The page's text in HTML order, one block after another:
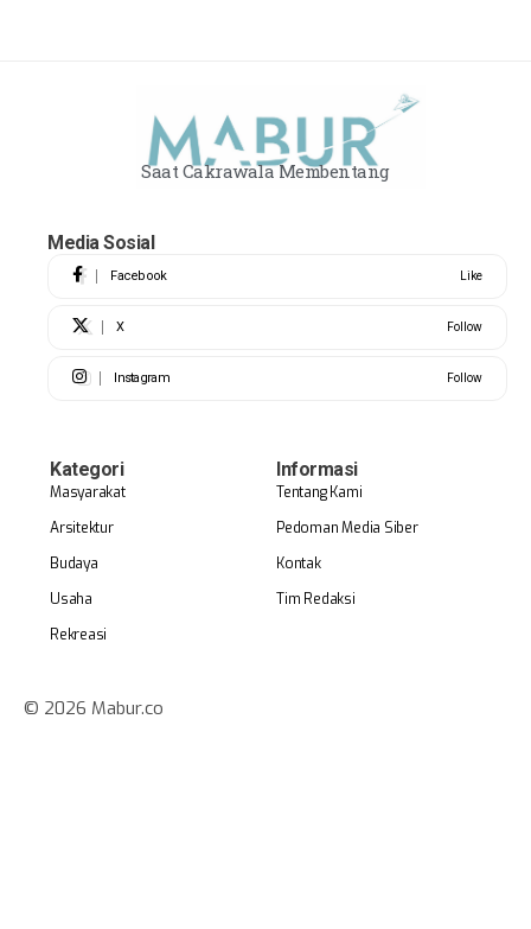
Saat Cakrawala Membentang
Media Sosial
Facebook Like
X Follow
Instagram Follow
Kategori
Masyarakat
Arsitektur
Budaya
Usaha
Rekreasi
Informasi
Tentang Kami
Pedoman Media Siber
Kontak
Tim Redaksi
© 2026 Mabur.co